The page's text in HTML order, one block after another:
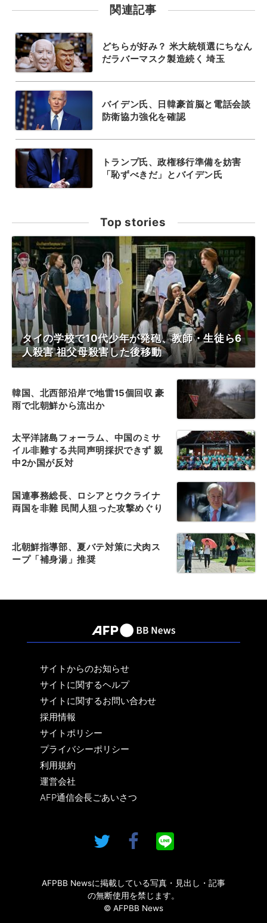
関連記事
どちらが好み？ 米大統領選にちなん
だラバーマスク製造続く 埼玉
バイデン氏、日韓豪首脳と電話会談
防衛協力強化を確認
トランプ氏、政権移行準備を妨害
「恥ずべきだ」とバイデン氏
Top stories
タイの学校で10代少年が発砲、教師・生徒ら6
人殺害 祖父母殺害した後移動
韓国、北西部沿岸で地雷15個回収 豪
雨で北朝鮮から流出か
太平洋諸島フォーラム、中国のミサ
イル非難する共同声明採択できず 親
中2か国が反対
国連事務総長、ロシアとウクライナ
両国を非難 民間人狙った攻撃めぐり
北朝鮮指導部、夏バテ対策に犬肉ス
ープ「補身湯」推奨
サイトからのお知らせ
サイトに関するヘルプ
サイトに関するお問い合わせ
採用情報
サイトポリシー
プライバシーポリシー
利用規約
運営会社
AFP通信会長ごあいさつ
AFPBB Newsに掲載している写真・見出し・記事
の無断使用を禁じます。
© AFPBB News